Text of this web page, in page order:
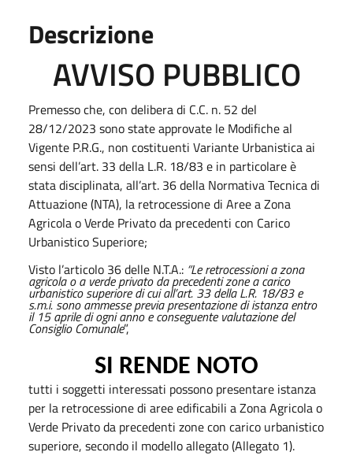
Descrizione
AVVISO PUBBLICO
Premesso che, con delibera di C.C. n. 52 del
28/12/2023 sono state approvate le Modifiche al
Vigente P.R.G., non costituenti Variante Urbanistica ai
sensi dell’art. 33 della L.R. 18/83 e in particolare è
stata disciplinata, all’art. 36 della Normativa Tecnica di
Attuazione (NTA), la retrocessione di Aree a Zona
Agricola o Verde Privato da precedenti con Carico
Urbanistico Superiore;
Visto l’articolo 36 delle N.T.A.: “Le retrocessioni a zona
agricola o a verde privato da precedenti zone a carico
urbanistico superiore di cui all’art. 33 della L.R. 18/83 e
s.m.i. sono ammesse previa presentazione di istanza entro
il 15 aprile di ogni anno e conseguente valutazione del
Consiglio Comunale”,
SI RENDE NOTO
tutti i soggetti interessati possono presentare istanza
per la retrocessione di aree edificabili a Zona Agricola o
Verde Privato da precedenti zone con carico urbanistico
superiore, secondo il modello allegato (Allegato 1).